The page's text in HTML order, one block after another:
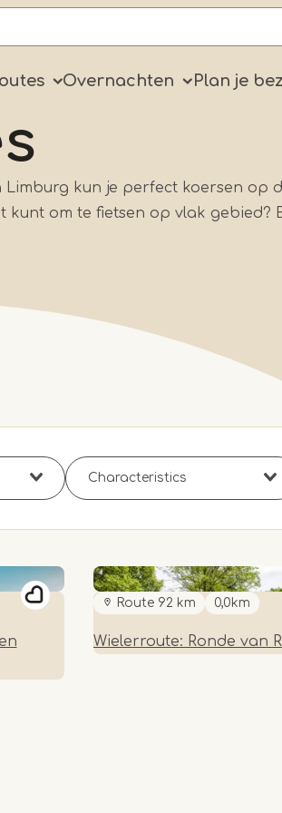
Overnachten Plan je
Limburg kun je perfect koersen op
kunt om te fietsen op vlak gebied?
Route 92 km 0,0km
Wielerroute: Ronde van